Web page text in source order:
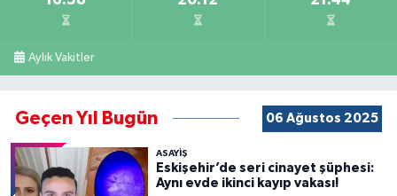
Aylık Vakitler
Geçen Yıl Bugün 06 Ağustos 2025
ASAYİŞ
Eskişehir’de seri cinayet şüphesi:
Aynı evde ikinci kayıp vakası!